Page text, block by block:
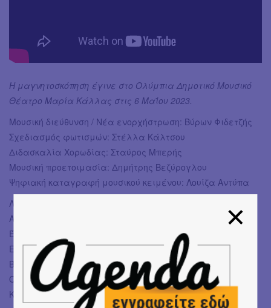
Η μαγνητοσκόπηση έγινε στο Ολύμπια Δημοτικό Μουσικό
Θέατρο Μαρία Κάλλας στις 6 Μαΐου 2023.
Μουσική διεύθυνση / Νέα ενορχήστρωση: Βύρων Φιδετζής
Σχεδιασμός φωτισμών: Στέλλα Κάλτσου
Διδασκαλία Χορωδίας: Σταύρος Μπερής
Μουσική προετοιμασία: Δημήτρης Βεζύρογλου
Ψηφιακή καταγραφή μουσικού κειμένου: Λουίζα Αντύπα
Λιονέλλα: Άννα Στυλιανάκη
Αντόρ: Δημήτρης Πακσόγλου
Έρικ: Χρήστος Κεχρής
Ελίας / Μαύρη μάσκα: Χάρης Ανδριανός
Βάικ: Χριστόφορος Σταμπόγλης
Ο κάπελας: Αντώνης Δήμου
Κορυφαία: Ιωάννα Βρακατσέλη